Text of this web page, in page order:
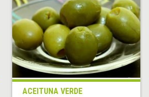
ACEITUNA VERDE